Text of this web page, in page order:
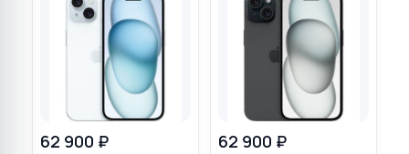
62 900 ₽ 62 900 ₽